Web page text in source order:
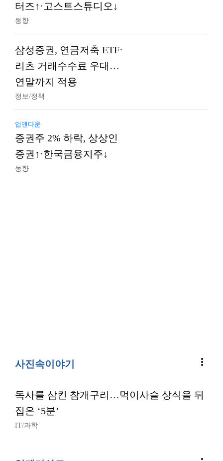
터즈↑·고스트스튜디오↓
동향
삼성증권, 연금저축 ETF·
리츠 거래수수료 우대…
연말까지 적용
정보/정책
업앤다운
증권주 2% 하락, 상상인
증권↑·한국금융지주↓
동향
사진속이야기 more_vert
독사를 삼킨 참개구리…먹이사슬 상식을 뒤
집은 ‘5분’
IT/과학